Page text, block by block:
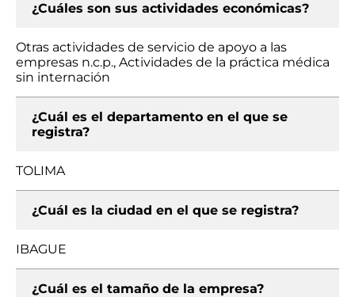
¿Cuáles son sus actividades económicas?
Otras actividades de servicio de apoyo a las
empresas n.c.p., Actividades de la práctica médica
sin internación
¿Cuál es el departamento en el que se
registra?
TOLIMA
¿Cuál es la ciudad en el que se registra?
IBAGUE
¿Cuál es el tamaño de la empresa?